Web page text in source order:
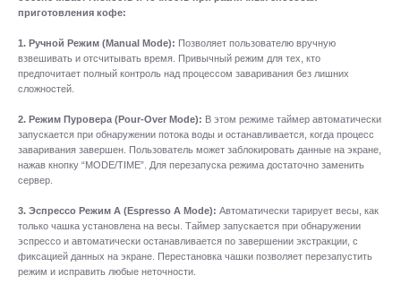
приготовления кофе:
1. Ручной Режим (Manual Mode): Позволяет пользователю вручную
взвешивать и отсчитывать время. Привычный режим для тех, кто
предпочитает полный контроль над процессом заваривания без лишних
сложностей.
2. Режим Пуровера (Pour-Over Mode): В этом режиме таймер автоматически
запускается при обнаружении потока воды и останавливается, когда процесс
заваривания завершен. Пользователь может заблокировать данные на экране,
нажав кнопку “MODE/TIME”. Для перезапуска режима достаточно заменить
сервер.
3. Эспрессо Режим А (Espresso A Mode): Автоматически тарирует весы, как
только чашка установлена на весы. Таймер запускается при обнаружении
эспрессо и автоматически останавливается по завершении экстракции, с
фиксацией данных на экране. Перестановка чашки позволяет перезапустить
режим и исправить любые неточности.